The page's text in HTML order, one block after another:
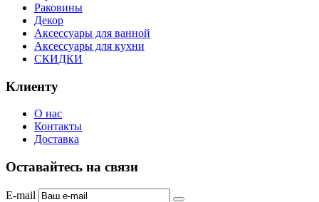
Раковины
Декор
Аксессуары для ванной
Аксессуары для кухни
СКИДКИ
Клиенту
О нас
Контакты
Доставка
Оставайтесь на связи
E-mail